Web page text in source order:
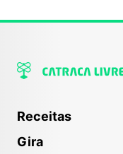
Receitas
Gira